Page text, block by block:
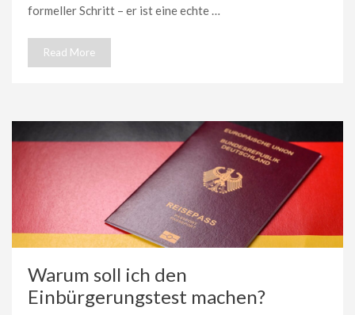
formeller Schritt – er ist eine echte …
Read More
Warum soll ich den
Einbürgerungstest machen?